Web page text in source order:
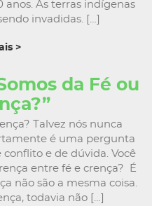
As terras indígenas
invadidas. […]
>
da Fé ou
Talvez nós nunca
é uma pergunta
e de dúvida. Você
entre fé e crença? É
não são a mesma coisa.
todavia não […]